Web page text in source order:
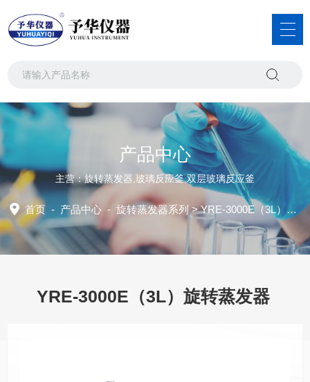
产品中心
主营：旋转蒸发器,玻璃反应釜,双层玻璃反应釜
首页 - 产品中心 -旋转蒸发器系列> YRE-3000E（3L）旋转蒸发器
YRE-3000E（3L）旋转蒸发器